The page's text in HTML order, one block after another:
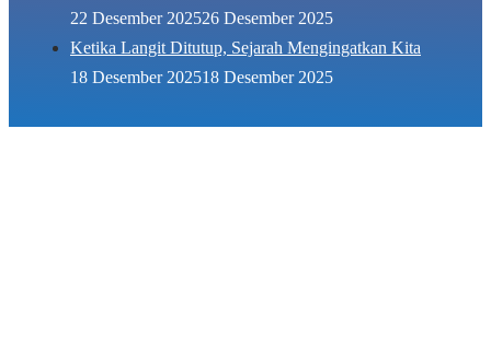
22 Desember 202526 Desember 2025
Ketika Langit Ditutup, Sejarah Mengingatkan Kita
18 Desember 202518 Desember 2025